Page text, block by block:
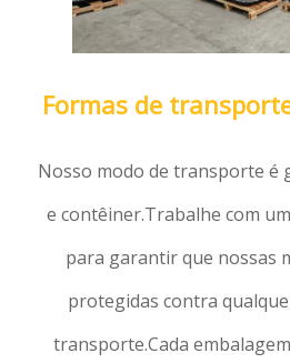
Formas de
Nosso modo de transporte é
e contêiner.Trabalhe com
para garantir que nossas
protegidas contra
transporte.Cada